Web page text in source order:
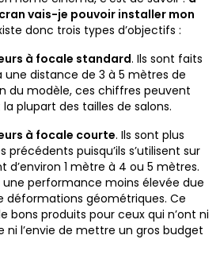
vais-je pouvoir installer mon
donc trois types d’objectifs :
à focale standard. Ils sont faits
une distance de 3 à 5 mètres de
du modèle, ces chiffres peuvent
plupart des tailles de salons.
à focale courte. Ils sont plus
précédents puisqu’ils s’utilisent sur
d’environ 1 mètre à 4 ou 5 mètres.
une performance moins élevée due
déformations géométriques. Ce
bons produits pour ceux qui n’ont ni
ni l’envie de mettre un gros budget